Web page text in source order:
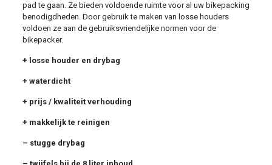
pad te gaan. Ze bieden voldoende ruimte voor al uw bikepacking
benodigdheden. Door gebruik te maken van losse houders
voldoen ze aan de gebruiksvriendelijke normen voor de
bikepacker.
+ losse houder en drybag
+ waterdicht
+ prijs / kwaliteit verhouding
+ makkelijk te reinigen
– stugge drybag